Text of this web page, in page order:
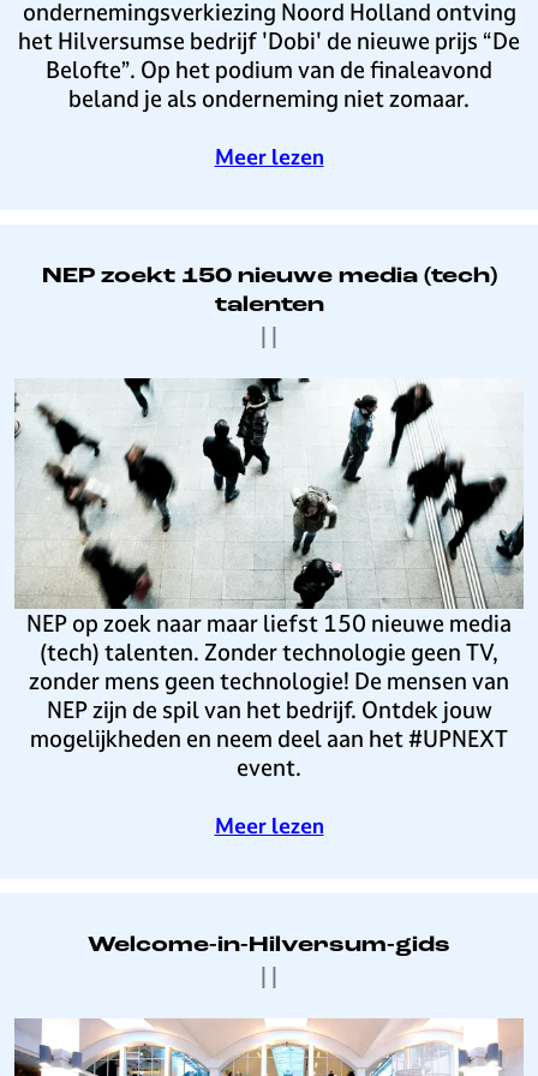
r
s
u
m
h
M
e
i
e
k
u
w
o
d
e
e
l
v
a
n
D
u
c
M
e
d
i
a
W
e
e
k
i
l
v
e
s
i
n
t
o
n
d
r
m
i
n
g
s
p
r
i
s
ondernemingsverkiezing Noord Holland ontving
het Hilversumse bedrijf 'Dobi' de nieuwe prijs “De
Belofte”. Op het podium van de finaleavond
beland je als onderneming niet zomaar.
Meer lezen
o
D
o
b
b
i
u
t
v
e
r
s
u
m
w
n
d
e
r
n
e
NEP zoekt 150 nieuwe media (tech)
talenten
| |
N
E
P
z
e
k
t
1
5
0
n
i
e
w
d
i
a
(
t
NEP op zoek naar maar liefst 150 nieuwe media
(tech) talenten. Zonder technologie geen TV,
zonder mens geen technologie! De mensen van
NEP zijn de spil van het bedrijf. Ontdek jouw
mogelijkheden en neem deel aan het #UPNEXT
event.
Meer lezen
o
N
E
P
z
o
Welcome-in-Hilversum-gids
| |
W
e